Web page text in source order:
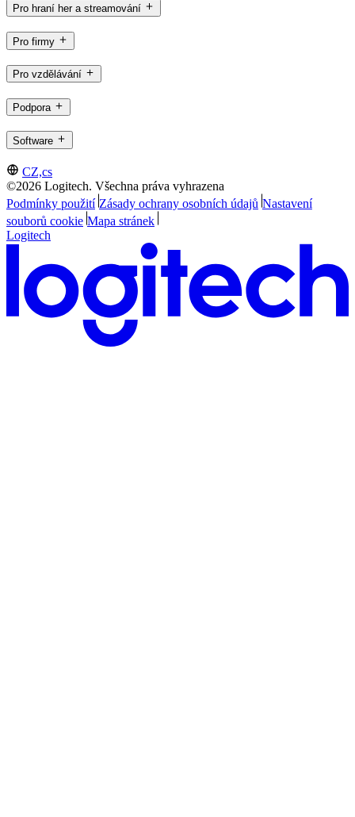
Pro hraní her a streamování
Pro firmy
Pro vzdělávání
Podpora
Software
CZ,cs
©2026 Logitech. Všechna práva vyhrazena
Podmínky použití Zásady ochrany osobních údajů Nastavení
souborů cookie Mapa stránek
Logitech